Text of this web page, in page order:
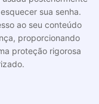
ao seu conteúdo
proporcionando
proteção rigorosa